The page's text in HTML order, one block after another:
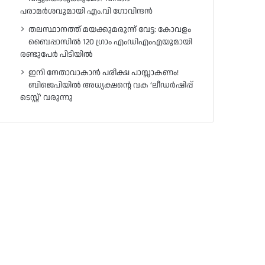
പരാമർശവുമായി എം.വി ഗോവിന്ദൻ
തലസ്ഥാനത്ത് മയക്കുമരുന്ന് വേട്ട: കോവളം
ബൈപ്പാസിൽ 120 ഗ്രാം എംഡിഎംഎയുമായി
രണ്ടുപേർ പിടിയിൽ
ഇനി നേതാവാകാൻ പരീക്ഷ പാസ്സാകണം!
ബിജെപിയിൽ അധ്യക്ഷന്റെ വക ‘ലീഡർഷിപ്പ്
ടെസ്റ്റ്’ വരുന്നു